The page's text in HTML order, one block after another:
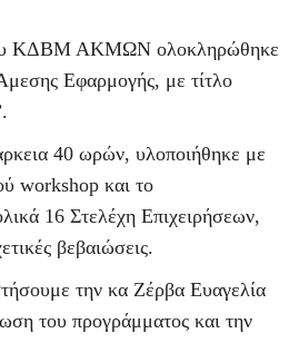
του ΚΔΒΜ ΑΚΜΩΝ ολοκληρώθηκε
Εφαρμογής, με τίτλο
40 ωρών, υλοποιήθηκε με
workshop και το
16 Στελέχη Επιχειρήσεων,
βεβαιώσεις.
την κα Ζέρβα Ευαγελία
του προγράμματος και την